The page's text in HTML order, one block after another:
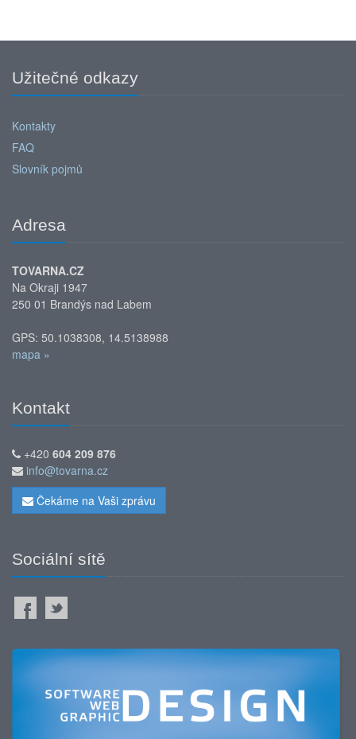
Užitečné odkazy
Kontakty
FAQ
Slovník pojmů
Adresa
TOVARNA.CZ
Na Okraji 1947
250 01 Brandýs nad Labem
GPS: 50.1038308, 14.5138988
mapa »
Kontakt
+420 604 209 876
info@tovarna.cz
Čekáme na Vaši zprávu
Sociální sítě